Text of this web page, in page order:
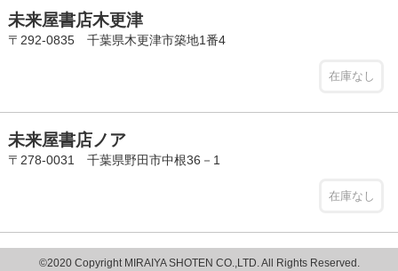
未来屋書店木更津
〒292-0835 千葉県木更津市築地1番4
在庫なし
未来屋書店ノア
〒278-0031 千葉県野田市中根36－1
在庫なし
©2020 Copyright MIRAIYA SHOTEN CO.,LTD. All Rights Reserved.